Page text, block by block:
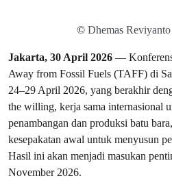
© Dhemas
Jakarta, 30 April 2026 —
Away from Fossil Fuels (TAFF) di
24–29 April 2026, yang berakhir
the willing, kerja sama internasional
penambangan dan produksi batu
kesepakatan awal untuk menyusun
Hasil ini akan menjadi masukan
November 2026.